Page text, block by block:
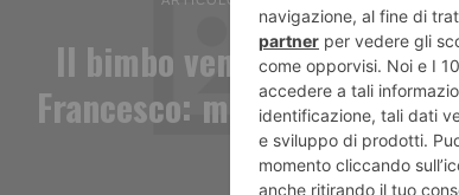
Il bimbo venerabile di papa
Francesco: morì a soli 12